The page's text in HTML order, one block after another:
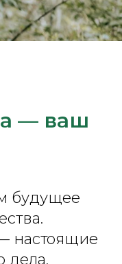
— ваш
будущее
настоящие
дела.